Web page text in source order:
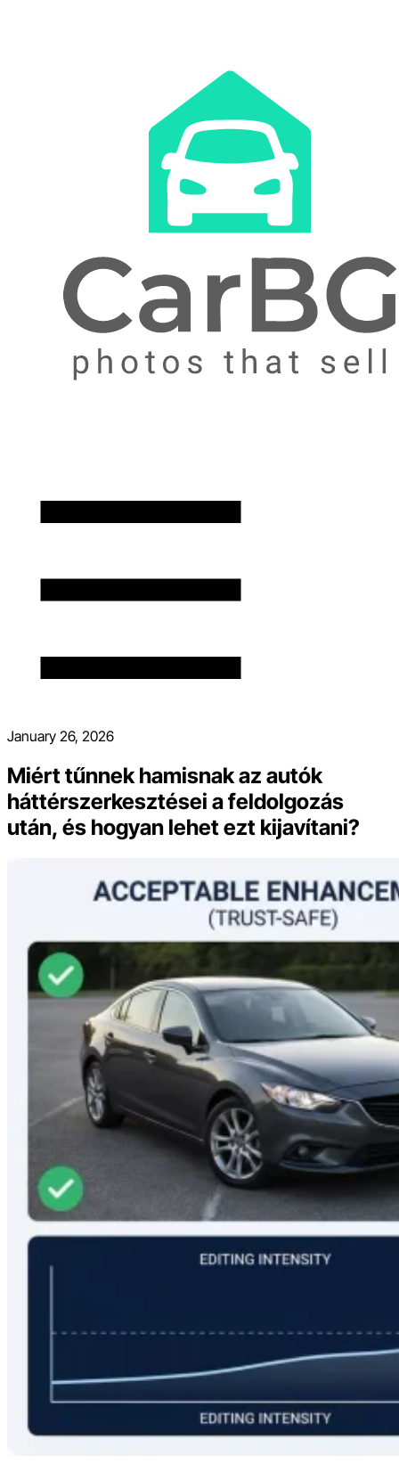
January 26, 2026
Miért tűnnek hamisnak az autók
háttérszerkesztései a feldolgozás
után, és hogyan lehet ezt kijavítani?